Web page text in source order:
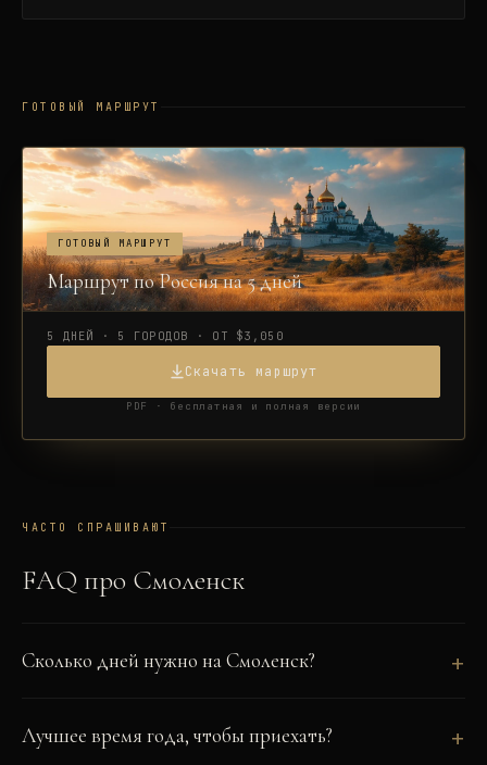
ГОТОВЫЙ МАРШРУТ
ГОТОВЫЙ МАРШРУТ
Маршрут по Россия на 5 дней
5 ДНЕЙ · 5 ГОРОДОВ · ОТ $3,050
Скачать маршрут
PDF · бесплатная и полная версии
ЧАСТО СПРАШИВАЮТ
FAQ про Смоленск
Сколько дней нужно на Смоленск?
Лучшее время года, чтобы приехать?